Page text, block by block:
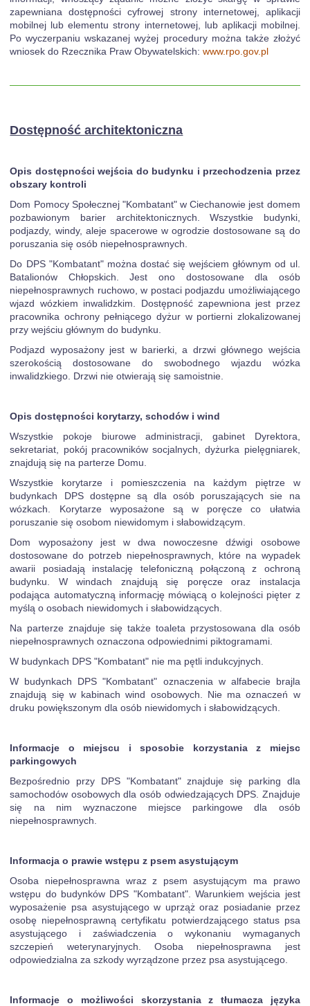
zapewniana dostępności cyfrowej strony internetowej, aplikacji
mobilnej lub elementu strony internetowej, lub aplikacji mobilnej.
Po wyczerpaniu wskazanej wyżej procedury można także złożyć
wniosek do Rzecznika Praw Obywatelskich:www.rpo.gov.pl
Dostępność architektoniczna
Opis dostępności wejścia do budynku i przechodzenia przez
obszary kontroli
Dom Pomocy Społecznej "Kombatant" w Ciechanowie jest domem
pozbawionym barier architektonicznych. Wszystkie budynki,
podjazdy, windy, aleje spacerowe w ogrodzie dostosowane są do
poruszania się osób niepełnosprawnych.
Do DPS "Kombatant" można dostać się wejściem głównym od ul.
Batalionów Chłopskich. Jest ono dostosowane dla osób
niepełnosprawnych ruchowo, w postaci podjazdu umożliwiającego
wjazd wózkiem inwalidzkim. Dostępność zapewniona jest przez
pracownika ochrony pełniącego dyżur w portierni zlokalizowanej
przy wejściu głównym do budynku.
Podjazd wyposażony jest w barierki, a drzwi głównego wejścia
szerokością dostosowane do swobodnego wjazdu wózka
inwalidzkiego. Drzwi nie otwierają się samoistnie.
Opis dostępności korytarzy, schodów i wind
Wszystkie pokoje biurowe administracji, gabinet Dyrektora,
sekretariat, pokój pracowników socjalnych, dyżurka pielęgniarek,
znajdują się na parterze Domu.
Wszystkie korytarze i pomieszczenia na każdym piętrze w
budynkach DPS dostępne są dla osób poruszających sie na
wózkach. Korytarze wyposażone są w poręcze co ułatwia
poruszanie się osobom niewidomym i słabowidzącym.
Dom wyposażony jest w dwa nowoczesne dźwigi osobowe
dostosowane do potrzeb niepełnosprawnych, które na wypadek
awarii posiadają instalację telefoniczną połączoną z ochroną
budynku. W windach znajdują się poręcze oraz instalacja
podająca automatyczną informację mówiącą o kolejności pięter z
myślą o osobach niewidomych i słabowidzących.
Na parterze znajduje się także toaleta przystosowana dla osób
niepełnosprawnych oznaczona odpowiednimi piktogramami.
W budynkach DPS "Kombatant" nie ma pętli indukcyjnych.
W budynkach DPS "Kombatant" oznaczenia w alfabecie brajla
znajdują się w kabinach wind osobowych. Nie ma oznaczeń w
druku powiększonym dla osób niewidomych i słabowidzących.
Informacje o miejscu i sposobie korzystania z miejsc
parkingowych
Bezpośrednio przy DPS "Kombatant" znajduje się parking dla
samochodów osobowych dla osób odwiedzających DPS. Znajduje
się na nim wyznaczone miejsce parkingowe dla osób
niepełnosprawnych.
Informacja o prawie wstępu z psem asystującym
Osoba niepełnosprawna wraz z psem asystującym ma prawo
wstępu do budynków DPS "Kombatant". Warunkiem wejścia jest
wyposażenie psa asystującego w uprząż oraz posiadanie przez
osobę niepełnosprawną certyfikatu potwierdzającego status psa
asystującego i zaświadczenia o wykonaniu wymaganych
szczepień weterynaryjnych. Osoba niepełnosprawna jest
odpowiedzialna za szkody wyrządzone przez psa asystującego.
Informacje o możliwości skorzystania z tłumacza języka